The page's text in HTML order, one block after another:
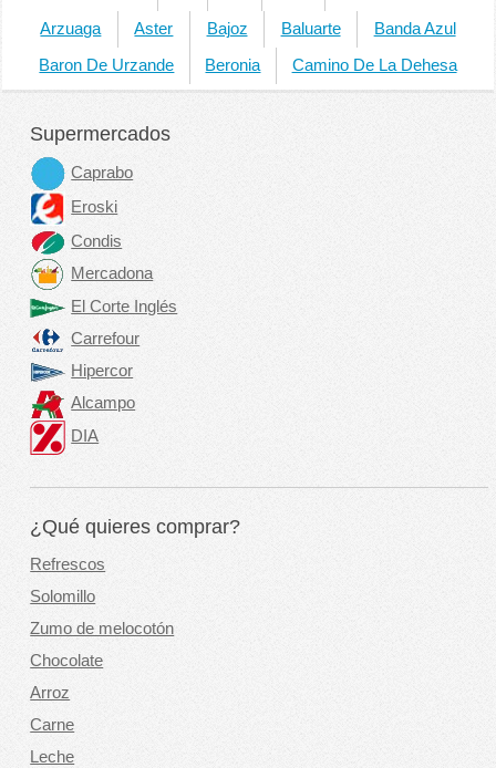
Arzuaga Aster Bajoz Baluarte Banda Azul
Baron De Urzande Beronia Camino De La Dehesa
Supermercados
Caprabo
Eroski
Condis
Mercadona
El Corte Inglés
Carrefour
Hipercor
Alcampo
DIA
¿Qué quieres comprar?
Refrescos
Solomillo
Zumo de melocotón
Chocolate
Arroz
Carne
Leche